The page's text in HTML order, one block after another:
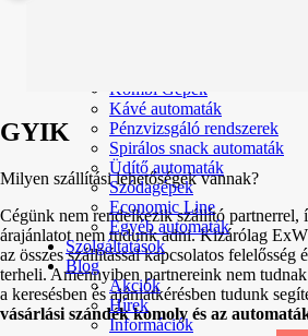
Kombi Gépek
Kávé automaták
Pénzvizsgáló rendszerek
Spirálos snack automaták
Üdítő automaták
Szódagépek
Economic Line
Egyéb automaták
Szolgáltatások
Blog
Akciók
Hírek
Információk
GYIK
Milyen szállítási lehetőségek vannak?
Cégünk nem rendelkezik szállító partnerrel,
árajánlatot nem tudunk adni. Kizárólag
az összes szállítással kapcsolatos felelősség
terheli. Amennyiben partnereink nem
a keresésben és ajánlatkérésben tudunk
vásárlási szándék komoly és az